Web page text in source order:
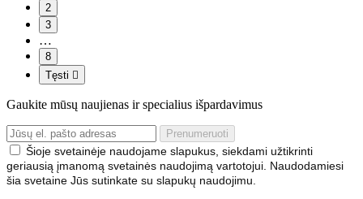
2
3
…
8
Tęsti 
Gaukite mūsų naujienas ir specialius išpardavimus
Šioje svetainėje naudojame slapukus, siekdami užtikrinti
geriausią įmanomą svetainės naudojimą vartotojui. Naudodamiesi
šia svetaine Jūs sutinkate su slapukų naudojimu.